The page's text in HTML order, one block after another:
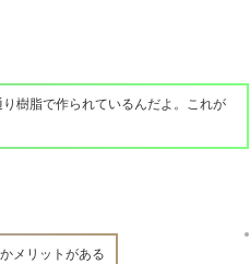
樹脂で作られているんだよ。これが
メリットがある